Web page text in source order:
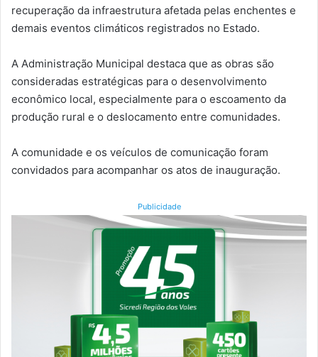
recuperação da infraestrutura afetada pelas enchentes e
demais eventos climáticos registrados no Estado.
A Administração Municipal destaca que as obras são
consideradas estratégicas para o desenvolvimento
econômico local, especialmente para o escoamento da
produção rural e o deslocamento entre comunidades.
A comunidade e os veículos de comunicação foram
convidados para acompanhar os atos de inauguração.
Publicidade